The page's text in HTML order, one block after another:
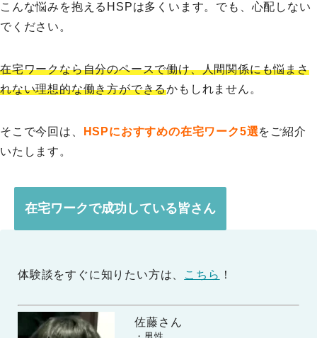
こんな悩みを抱えるHSPは多くいます。でも、心配しない
でください。
在宅ワークなら自分のペースで働け、人間関係にも悩まさ
れない理想的な働き方ができるかもしれません。
そこで今回は、 HSPにおすすめの在宅ワーク5選をご紹介
いたします。
在宅ワークで成功している皆さん
体験談をすぐに知りたい方は、 こちら ！
佐藤さん